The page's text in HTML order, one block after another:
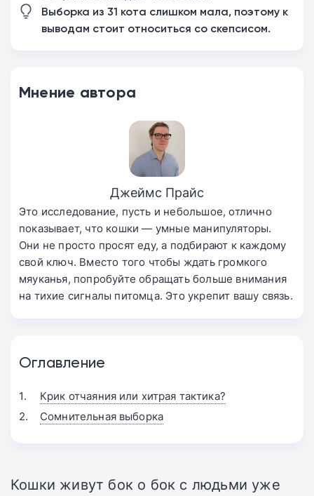
Выборка из 31 кота слишком мала, поэтому к
выводам стоит относиться со скепсисом.
Мнение автора
Джеймс Прайс
Это исследование, пусть и небольшое, отлично
показывает, что кошки — умные манипуляторы.
Они не просто просят еду, а подбирают к каждому
свой ключ. Вместо того чтобы ждать громкого
мяуканья, попробуйте обращать больше внимания
на тихие сигналы питомца. Это укрепит вашу связь.
Оглавление
Крик отчаяния или хитрая тактика?
Сомнительная выборка
Кошки живут бок о бок с людьми уже